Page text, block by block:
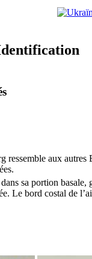
ressemble aux autres
sa portion
Le bord costal de